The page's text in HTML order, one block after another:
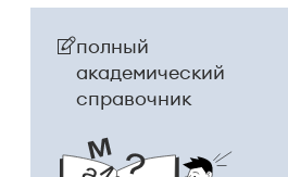
полный
академический
справочник